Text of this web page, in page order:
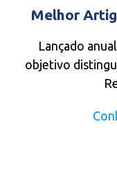
Melhor
Lançado
objetivo